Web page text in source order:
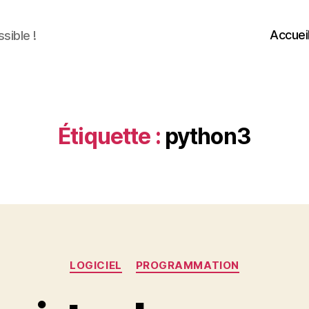
!
Étiquette : python3
Catégories
LOGICIEL PROGRAMMATION